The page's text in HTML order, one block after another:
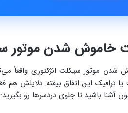
خاموش شدن موتور
شدن موتور سیکلت انژکتوری واقعاً
ترافیک این اتفاق بیفته. دلایلش
آشنا باشید تا جلوی دردسرها رو بگیرید: